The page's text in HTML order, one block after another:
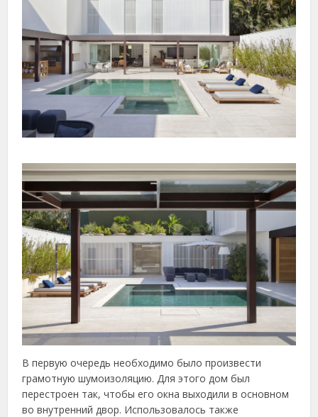
В первую очередь необходимо было произвести
грамотную шумоизоляцию. Для этого дом был
перестроен так, чтобы его окна выходили в основном
во внутренний двор. Использовалось также